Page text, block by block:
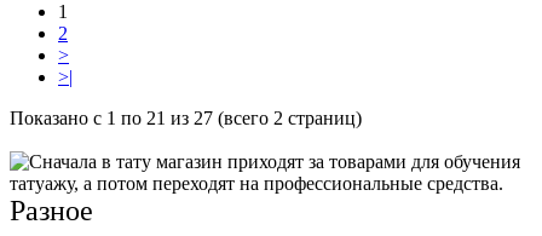
1
2
>
>|
Показано с 1 по 21 из 27 (всего 2 страниц)
Разное